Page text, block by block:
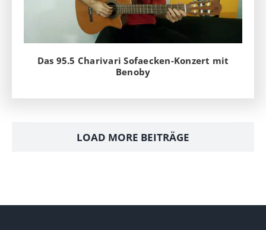
Das 95.5 Charivari Sofaecken-Konzert mit
Benoby
LOAD MORE BEITRÄGE